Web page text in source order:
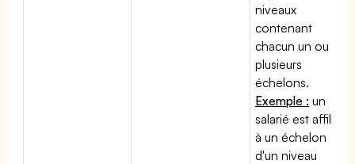
niveaux
contenant
chacun un ou
plusieurs
échelons.
Exemple : un
salarié est affilié
à un échelon
d'un niveau